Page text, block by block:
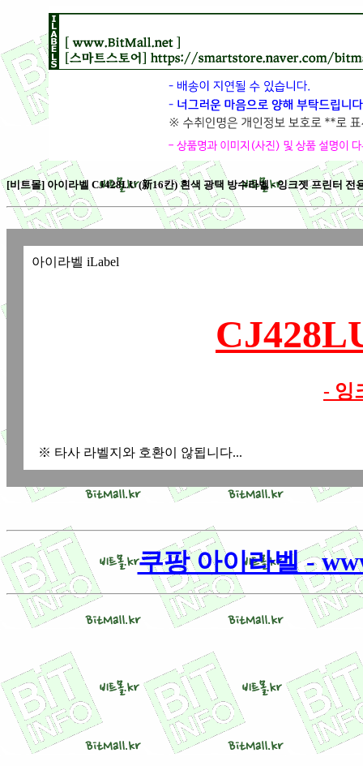
[비트몰] 아이라벨 CJ428LU (新16칸) 흰색 광택 방수라벨 - 잉크젯 프린터 전
아이라벨 iLabel
- 잉
※ 타사 라벨지와 호환이 않됩니다...
쿠팡 아이라벨 -